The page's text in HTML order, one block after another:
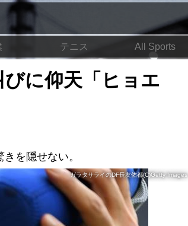
テニス All Sports
に仰天「ヒョエ
を隠せない。
ガラタサライのDF長友佑都(C)Getty Images